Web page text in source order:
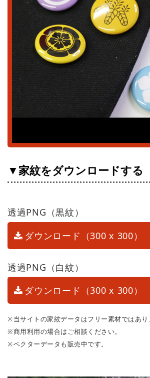
▼家紋をダウンロードする
透過PNG（黒紋）
ダウンロード（300 x 300）
透過PNG（白紋）
ダウンロード（300 x 300）
※当サイトの家紋データはフリー素材ではあり
※商用利用の場合はご相談ください。
※ベクターデータも販売中です。